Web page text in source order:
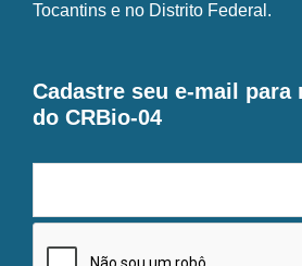
Tocantins e no Distrito Federal.
Cadastre seu e-mail para
do CRBio-04